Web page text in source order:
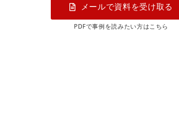
メールで資料を受け取る
PDFで事例を読みたい方はこちら